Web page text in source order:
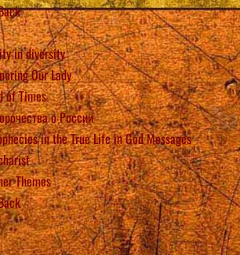
in diversity
Our Lady
of Times
о России
in the True Life in God Messages
Themes